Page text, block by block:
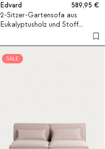
Edvard
589,95
2-Sitzer-Gartensofa aus
Eukalyptusholz und Stoff
SALE